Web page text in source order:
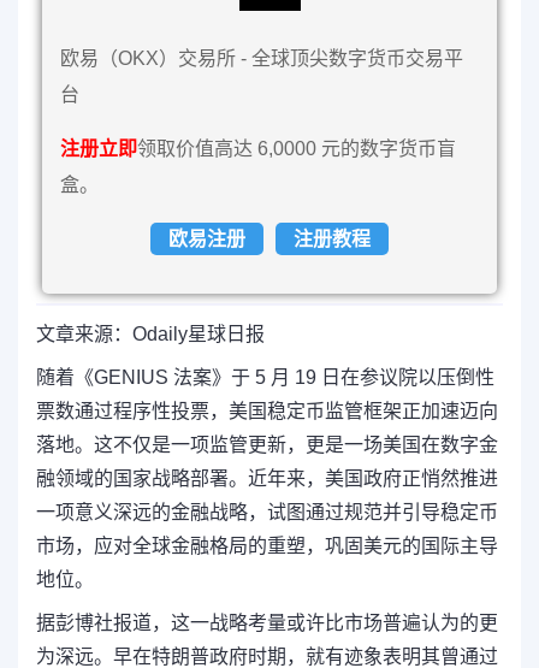
欧易（OKX）交易所 - 全球顶尖数字货币交易平
台
注册立即领取价值高达 6,0000 元的数字货币盲
盒。
欧易注册 注册教程
文章来源：Odaily星球日报
随着《GENIUS 法案》于 5 月 19 日在参议院以压倒性
票数通过程序性投票，美国稳定币监管框架正加速迈向
落地。这不仅是一项监管更新，更是一场美国在数字金
融领域的国家战略部署。近年来，美国政府正悄然推进
一项意义深远的金融战略，试图通过规范并引导稳定币
市场，应对全球金融格局的重塑，巩固美元的国际主导
地位。
据彭博社报道， 这一战略考量或许比市场普遍认为的更
为深远。早在特朗普政府时期，就有迹象表明其曾通过